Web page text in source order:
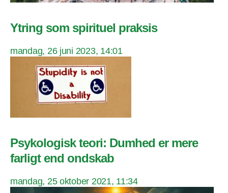
Ytring som spirituel praksis
mandag, 26 juni 2023, 14:01
Psykologisk teori: Dumhed er mere
farligt end ondskab
mandag, 25 oktober 2021, 11:34